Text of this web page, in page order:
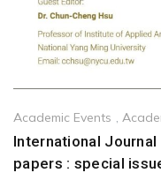
Academic Events ,
International
papers : special